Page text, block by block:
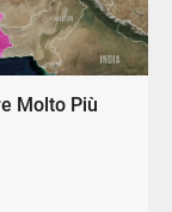
Molto Più